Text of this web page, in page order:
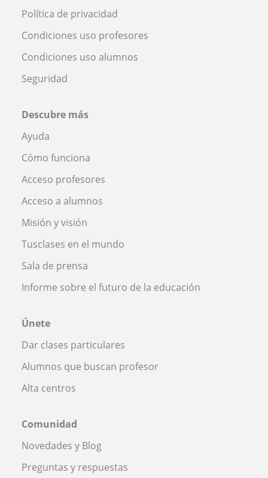
Política de privacidad
Condiciones uso profesores
Condiciones uso alumnos
Seguridad
Descubre más
Ayuda
Cómo funciona
Acceso profesores
Acceso a alumnos
Misión y visión
Tusclases en el mundo
Sala de prensa
Informe sobre el futuro de la educación
Únete
Dar clases particulares
Alumnos que buscan profesor
Alta centros
Comunidad
Novedades y Blog
Preguntas y respuestas